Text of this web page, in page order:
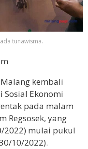
tunawisma.
Malang kembali
Sosial Ekonomi
pada malam
Regsosek, yang
2022) mulai pukul
10/2022).